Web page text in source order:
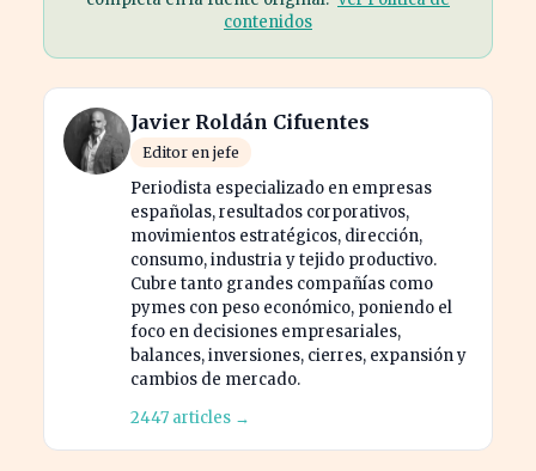
contenidos
Javier Roldán Cifuentes
Editor en jefe
Periodista especializado en empresas
españolas, resultados corporativos,
movimientos estratégicos, dirección,
consumo, industria y tejido productivo.
Cubre tanto grandes compañías como
pymes con peso económico, poniendo el
foco en decisiones empresariales,
balances, inversiones, cierres, expansión y
cambios de mercado.
2447 articles →